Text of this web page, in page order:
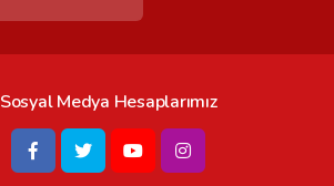
Sosyal Medya Hesaplarımız